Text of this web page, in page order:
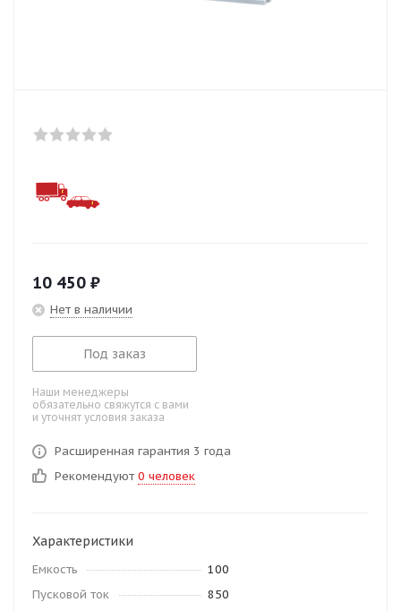
10 450 ₽
Нет в наличии
Под заказ
Наши менеджеры
обязательно свяжутся с вами
и уточнят условия заказа
Расширенная гарантия 3 года
Рекомендуют 0 человек
Характеристики
Емкость
100
Пусковой ток
850